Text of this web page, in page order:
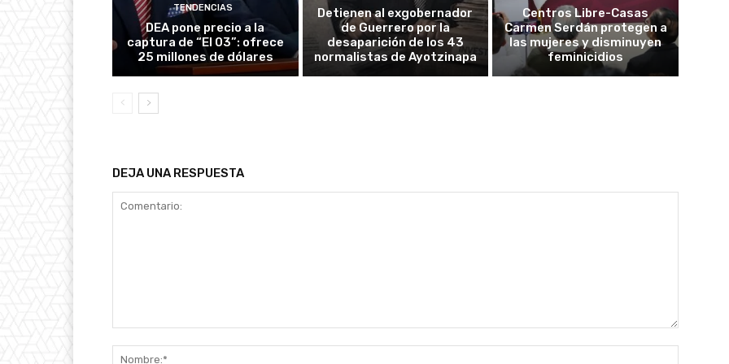
TENDENCIAS
DEA pone precio a la
captura de “El 03”: ofrece
25 millones de dólares
Detienen al exgobernador
de Guerrero por la
desaparición de los 43
normalistas de Ayotzinapa
Centros Libre-Casas
Carmen Serdán protegen a
las mujeres y disminuyen
feminicidios
DEJA UNA RESPUESTA